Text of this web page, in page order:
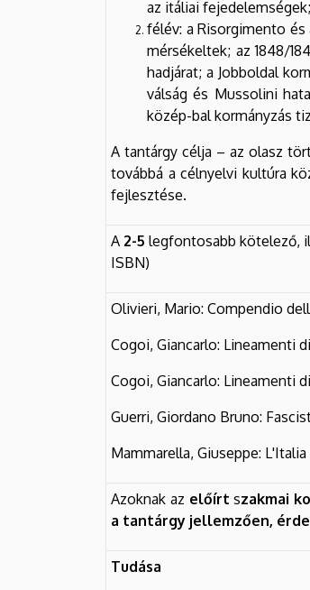
az itáliai
félév: a Risorgimento
mérsékeltek; az 1848/
hadjárat; a Jobboldal
válság és Mussolini
közép-bal kormányzás
A tantárgy célja – az olasz
továbbá a célnyelvi kultúra
fejlesztése.
A 2-5 legfontosabb kötelező,
ISBN)
Olivieri, Mario: Compendio
Cogoi, Giancarlo: Lineamenti
Cogoi, Giancarlo: Lineamenti
Guerri, Giordano Bruno:
Mammarella, Giuseppe:
Azoknak az előírt szakmai
a tantárgy jellemzően,
Tudása